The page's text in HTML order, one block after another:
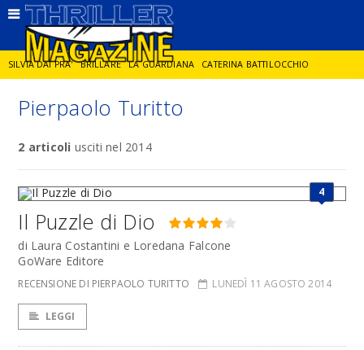
SILVIA DAI PRA' BRILLARE LA GUARDIANA CATERINA BATTILOCCHIO
JORGE DIAZ LA SPIA DELITTO IN CORNICE
Pierpaolo Turitto
2 articoli usciti nel 2014
4
Il Puzzle di Dio
di Laura Costantini e Loredana Falcone
GoWare Editore
RECENSIONE DI PIERPAOLO TURITTO LUNEDÌ 11 AGOSTO 2014
LEGGI